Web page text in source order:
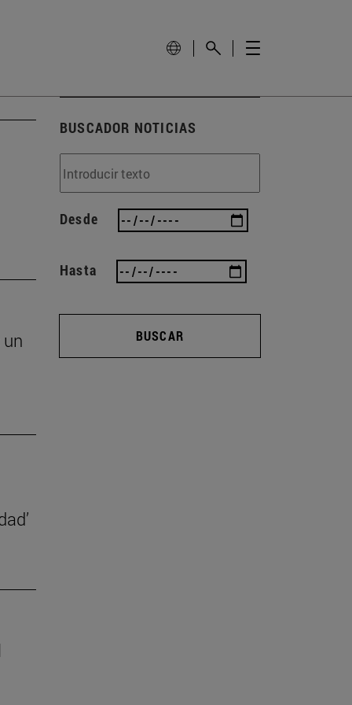
BUSCADOR NOTICIAS
Desde
Hasta
BUSCAR